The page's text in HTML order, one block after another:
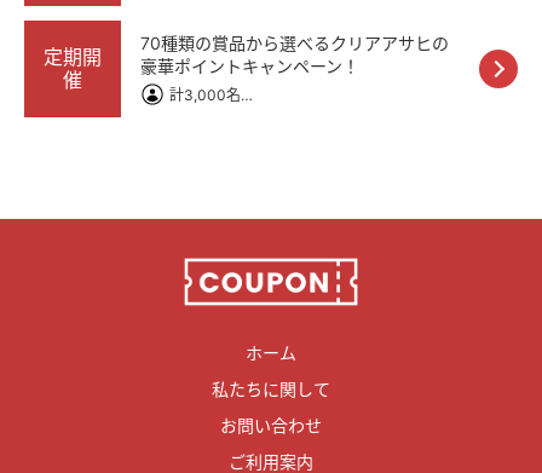
定期開
催
70種類の賞品から選べるクリアアサヒの
豪華ポイントキャンペーン！
計3,000名様
ホーム
私たちに関して
お問い合わせ
ご利用案内